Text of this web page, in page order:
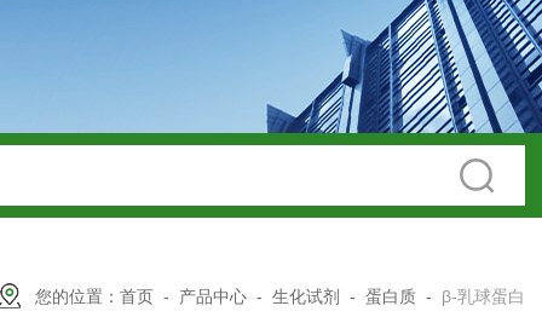
您的位置： 首页 - 产品中心 - 生化试剂 - 蛋白质 - β-乳球蛋白